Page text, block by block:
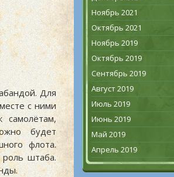
Для
с ними
будет
флота.
роль штаба.
Ноябрь 2021
Октябрь 2021
Ноябрь 2019
Октябрь 2019
Сентябрь 2019
Август 2019
Июль 2019
Июнь 2019
Май 2019
Апрель 2019